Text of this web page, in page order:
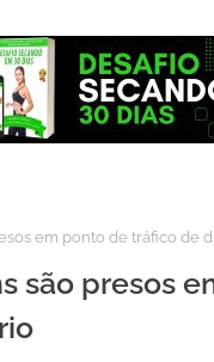
em ponto de tráfico de
são presos